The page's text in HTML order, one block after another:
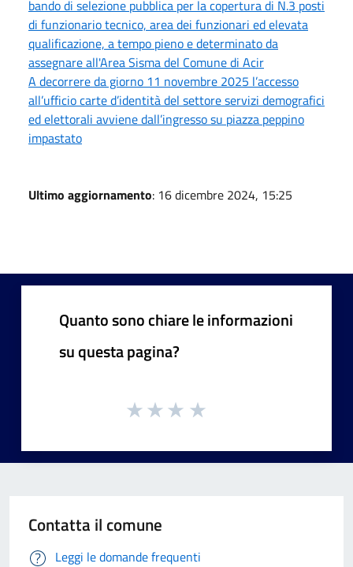
bando di selezione pubblica per la copertura di N.3 posti
di funzionario tecnico, area dei funzionari ed elevata
qualificazione, a tempo pieno e determinato da
assegnare all'Area Sisma del Comune di Acir
A decorrere da giorno 11 novembre 2025 l’accesso
all’ufficio carte d’identità del settore servizi demografici
ed elettorali avviene dall’ingresso su piazza peppino
impastato
Ultimo aggiornamento: 16 dicembre 2024, 15:25
Quanto sono chiare le informazioni
su questa pagina?
Contatta il comune
Leggi le domande frequenti